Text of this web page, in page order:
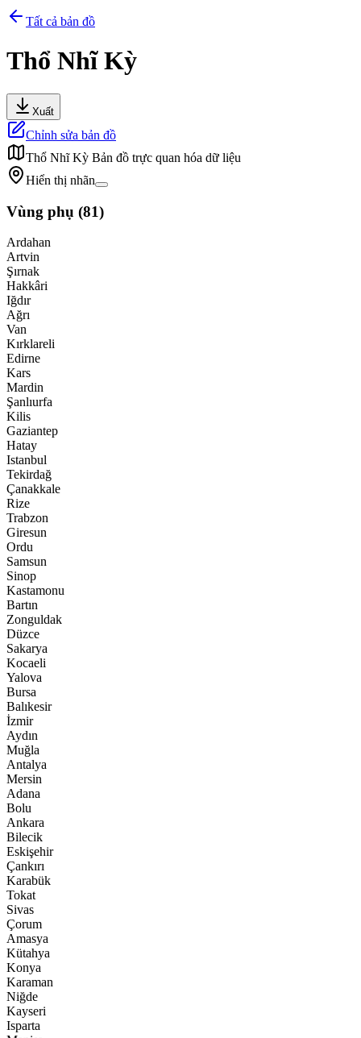
Tất cả bản đồ
Thổ Nhĩ Kỳ
Xuất
Chỉnh sửa bản đồ
Thổ Nhĩ Kỳ Bản đồ trực quan hóa dữ liệu
Hiển thị nhãn
Vùng phụ (81)
Ardahan
Artvin
Şırnak
Hakkâri
Iğdır
Ağrı
Van
Kırklareli
Edirne
Kars
Mardin
Şanlıurfa
Kilis
Gaziantep
Hatay
Istanbul
Tekirdağ
Çanakkale
Rize
Trabzon
Giresun
Ordu
Samsun
Sinop
Kastamonu
Bartın
Zonguldak
Düzce
Sakarya
Kocaeli
Yalova
Bursa
Balıkesir
İzmir
Aydın
Muğla
Antalya
Mersin
Adana
Bolu
Ankara
Bilecik
Eskişehir
Çankırı
Karabük
Tokat
Sivas
Çorum
Amasya
Kütahya
Konya
Karaman
Niğde
Kayseri
Isparta